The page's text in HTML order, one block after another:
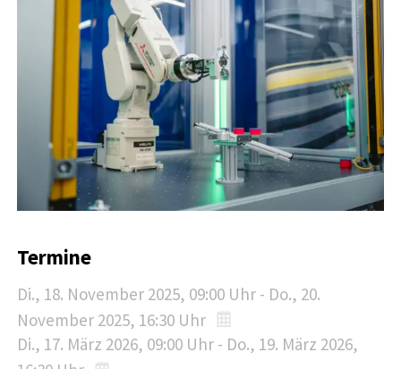
Termine
Di., 18. November 2025, 09:00 Uhr - Do., 20.
November 2025, 16:30 Uhr
Di., 17. März 2026, 09:00 Uhr - Do., 19. März 2026,